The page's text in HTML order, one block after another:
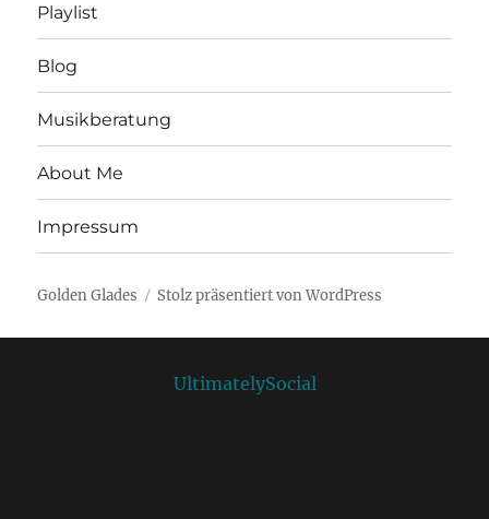
Playlist
Blog
Musikberatung
About Me
Impressum
Golden Glades Stolz präsentiert von WordPress
UltimatelySocial